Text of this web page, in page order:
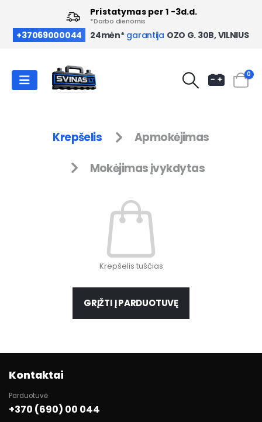
+37069000044 24mėn* garantija OZO G. 30B, VILNIUS
Pristatymas per 1 -3d.d.
*Darbo dienomis
0
Krepšelis Apmokėjimas
Mokėjimas įvykdytas
Krepšelis tuščias
GRĮŽTI Į PARDUOTUVĘ
Kontaktai
Parduotuvė
+370 (690) 00 044